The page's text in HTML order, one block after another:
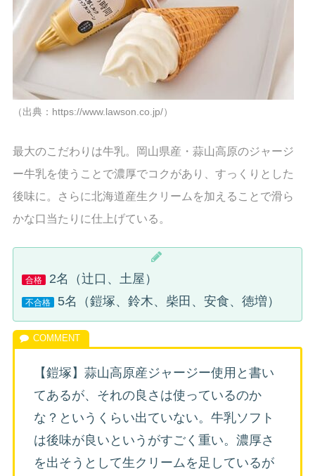
（出典：https://www.lawson.co.jp/）
最大のこだわりは牛乳。岡山県産・蒜山高原のジャージ
ー牛乳を使うことで濃厚でコクがあり、すっくりとした
後味に。さらに北海道産生クリームを加えることで滑ら
かな口当たりに仕上げている。
合格 2名（辻口、土屋）
不合格 5名（鎧塚、鈴木、柴田、安食、徳増）
【鎧塚】蒜山高原産ジャージー使用と書い
てあるが、それの良さは使っているのか
な？というくらい出ていない。牛乳ソフト
は後味が良いというがすごく重い。濃厚さ
を出そうとして生クリームを足しているが